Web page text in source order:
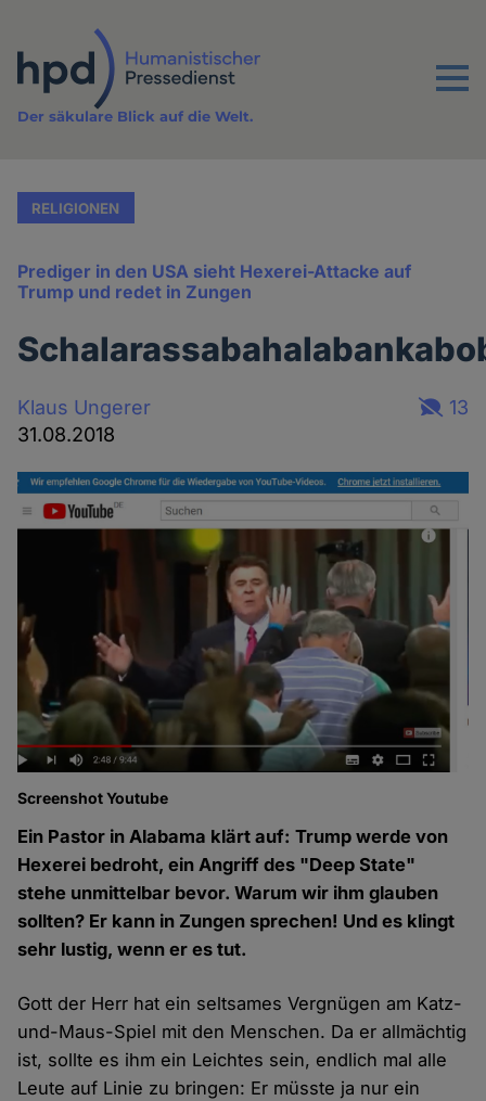
Inhalt
Menu
Der säkulare Blick auf die Welt.
RELIGIONEN
Prediger in den USA sieht Hexerei-Attacke auf
Trump und redet in Zungen
Klaus Ungerer
31.08.2018
13
Screenshot Youtube
Ein Pastor in Alabama klärt auf: Trump werde von
Hexerei bedroht, ein Angriff des "Deep State"
stehe unmittelbar bevor. Warum wir ihm glauben
sollten? Er kann in Zungen sprechen! Und es klingt
sehr lustig, wenn er es tut.
Gott der Herr hat ein seltsames Vergnügen am Katz-
und-Maus-Spiel mit den Menschen. Da er allmächtig
ist, sollte es ihm ein Leichtes sein, endlich mal alle
Leute auf Linie zu bringen: Er müsste ja nur ein